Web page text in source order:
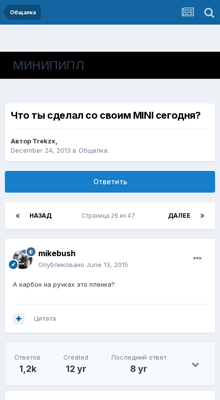
Общалка
МИНИПИПЛ
Что ты сделал со своим MINI сегодня?
Автор Trekzx,
December 24, 2013 в Общалка
Ответить
НАЗАД ДАЛЕЕ
Страница 26 из 47
mikebush
Опубликовано June 13, 2015
А карбон на ручках это пленка?
Цитата
Ответов
1,2k
Created
12 yr
Последний ответ
8 yr